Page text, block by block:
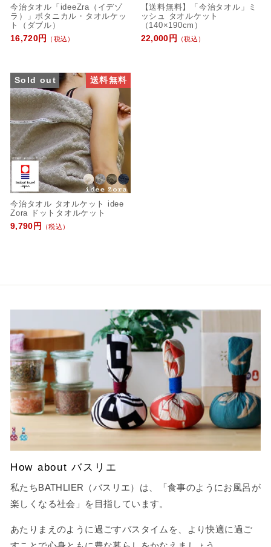
今治タオル「ideeZra（イデゾ
ラ）」ボタニカル・タオルケッ
ト（ダブル）
16,720円
（税込）
【送料無料】「今治タオル」ミ
ッシュ タオルケット
（140×190cm）
22,000円
（税込）
Sold out 送料無料
今治タオル タオルケット idee
Zora ドットタオルケット
9,790円
（税込）
How about バスリエ
私たちBATHLIER（バスリエ）は、「食事のようにお風呂が
楽しくなる社会」を目指しています。
あたりまえのように過ごすバスタイムを、より快適に過ご